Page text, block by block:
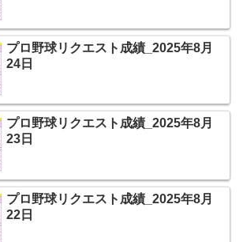
プロ野球リクエスト成績_2025年8月
24日
プロ野球リクエスト成績_2025年8月
23日
プロ野球リクエスト成績_2025年8月
22日